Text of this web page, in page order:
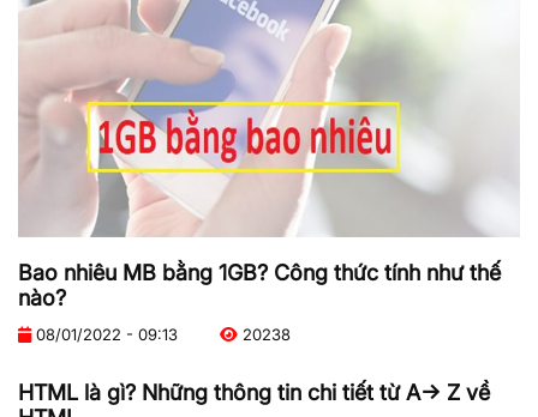
Bao nhiêu MB bằng 1GB? Công thức tính như thế
nào?
08/01/2022 - 09:13 20238
HTML là gì? Những thông tin chi tiết từ A-> Z về